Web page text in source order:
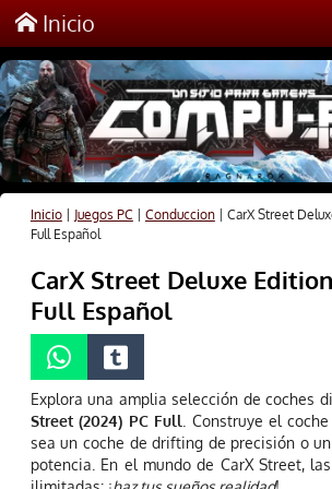
Inicio
Inicio| Juegos PC Conduccion| CarX Street
Full Español
CarX Street Deluxe
Full Español
Explora una amplia selección de coches
Street (2024) PC Full. Construye el
sea un coche de drifting de precisión o
potencia. En el mundo de CarX Street,